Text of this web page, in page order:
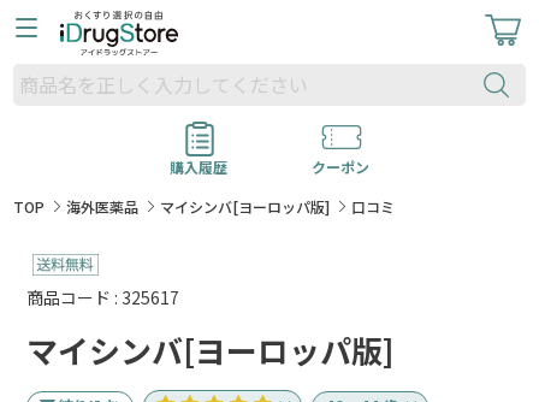
購入履歴
クーポン
TOP
海外医薬品 マイシンバ[ヨーロッパ版] 口コミ
商品コード : 325617
マイシンバ[ヨーロッパ版]